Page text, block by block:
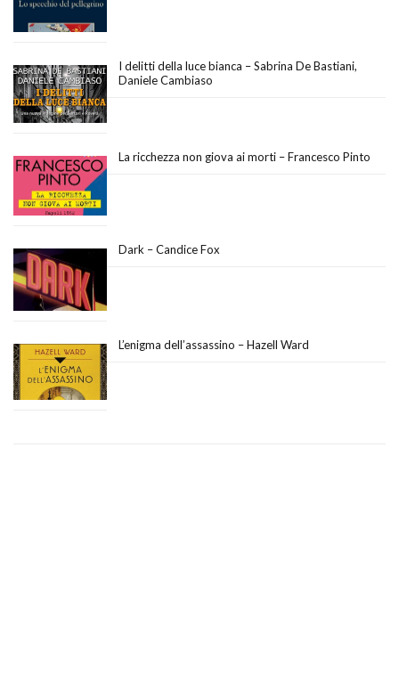
I delitti della luce bianca – Sabrina De Bastiani,
Daniele Cambiaso
La ricchezza non giova ai morti – Francesco Pinto
Dark – Candice Fox
L’enigma dell’assassino – Hazell Ward